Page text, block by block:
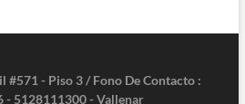
#571 - Piso 3 / Fono De Contacto :
- 5128111300 - Vallenar